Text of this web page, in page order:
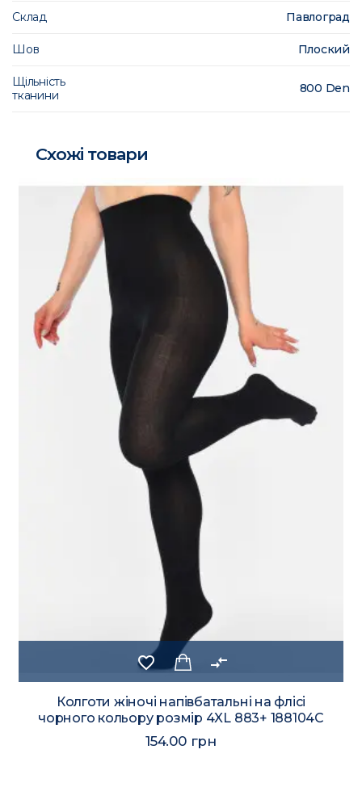
Склад Павлоград
Шов Плоский
Щільність
тканини
800 Den
Схожі товари
favorite_border compare_arrows
Колготи жіночі напівбатальні на флісі
чорного кольору розмір 4XL 883+ 188104C
154.00 грн